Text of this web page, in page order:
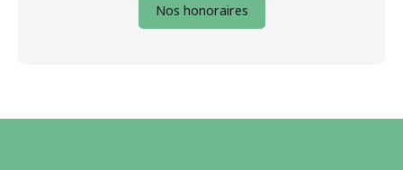
Nos honoraires